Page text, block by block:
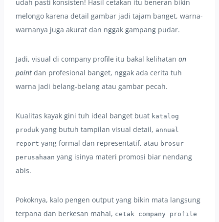
udah pasti konsisten! Hasil cetakan itu beneran bikin
melongo karena detail gambar jadi tajam banget, warna-
warnanya juga akurat dan nggak gampang pudar.
Jadi, visual di company profile itu bakal kelihatan on
pointdan profesional banget, nggak ada cerita tuh
warna jadi belang-belang atau gambar pecah.
Kualitas kayak gini tuh ideal banget buat katalog
produk yang butuh tampilan visual detail, annual
report yang formal dan representatif, atau brosur
perusahaan yang isinya materi promosi biar nendang
abis.
Pokoknya, kalo pengen output yang bikin mata langsung
terpana dan berkesan mahal, cetak company profile